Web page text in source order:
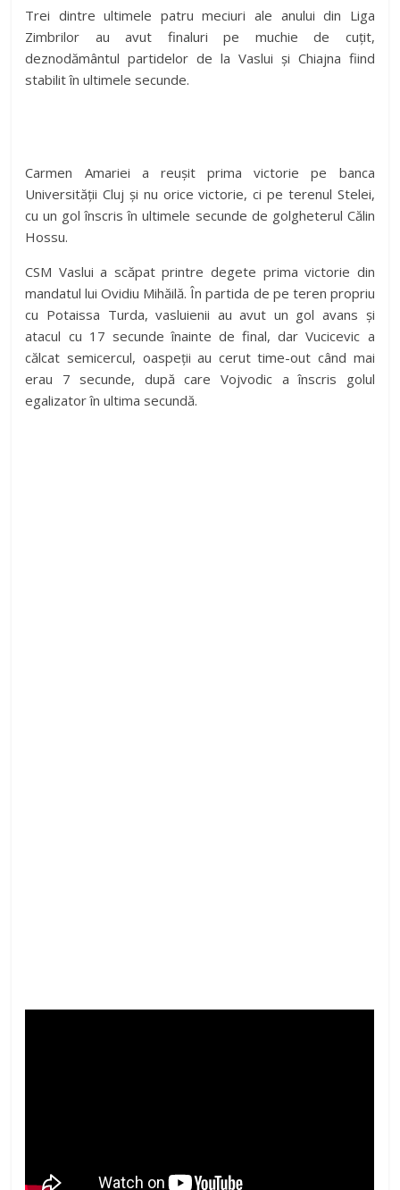
Trei dintre ultimele patru meciuri ale anului din Liga
Zimbrilor au avut finaluri pe muchie de cuțit,
deznodământul partidelor de la Vaslui și Chiajna fiind
stabilit în ultimele secunde.
Carmen Amariei a reușit prima victorie pe banca
Universității Cluj și nu orice victorie, ci pe terenul Stelei,
cu un gol înscris în ultimele secunde de golgheterul Călin
Hossu.
CSM Vaslui a scăpat printre degete prima victorie din
mandatul lui Ovidiu Mihăilă. În partida de pe teren propriu
cu Potaissa Turda, vasluienii au avut un gol avans și
atacul cu 17 secunde înainte de final, dar Vucicevic a
călcat semicercul, oaspeții au cerut time-out când mai
erau 7 secunde, după care Vojvodic a înscris golul
egalizator în ultima secundă.